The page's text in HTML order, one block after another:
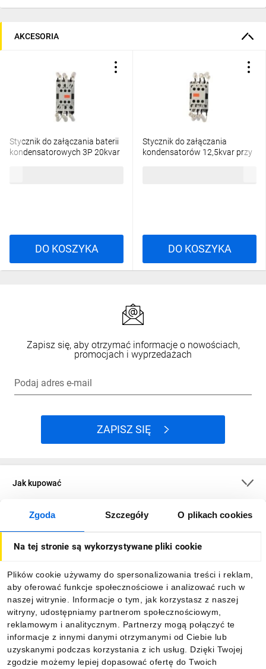
Zgoda Szczegóły O plikach cookies
Na tej stronie są wykorzystywane pliki cookie
Plików cookie używamy do spersonalizowania treści i reklam,
aby oferować funkcje społecznościowe i analizować ruch w
naszej witrynie. Informacje o tym, jak korzystasz z naszej
witryny, udostępniamy partnerom społecznościowym,
reklamowym i analitycznym. Partnerzy mogą połączyć te
informacje z innymi danymi otrzymanymi od Ciebie lub
uzyskanymi podczas korzystania z ich usług. Dzięki Twojej
zgodzie możemy lepiej dopasować ofertę do Twoich
AKCESORIA
Stycznik do załączania baterii
kondensatorowych 3P 20kvar
DO KOSZYKA
Stycznik do załączania
kondensatorów 12,5kvar przy
DO KOSZYKA
Zapisz się, aby otrzymać informacje o nowościach,
promocjach i wyprzedażach
Podaj adres e-mail
ZAPISZ SIĘ
Jak kupować
O firmie
Informacje
Pobierz naszą aplikację mobilną: